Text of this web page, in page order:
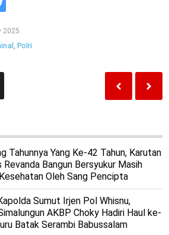
2025
, Polri
Tahunnya Yang Ke-42 Tahun, Karutan
Revanda Bangun Bersyukur Masih
Oleh Sang Pencipta
Sumut Irjen Pol Whisnu,
AKBP Choky Hadiri Haul ke-
Batak Serambi Babussalam